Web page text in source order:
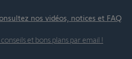
nos vidéos, notices et FAQ
et bons plans par email !